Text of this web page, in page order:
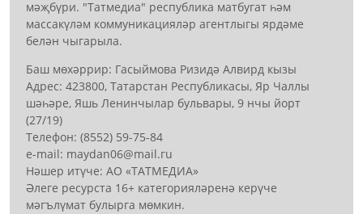
мәҗбүри. "Татмедиа" республика матбугат һәм
массакүләм коммуникацияләр агентлыгы ярдәме
белән чыгарыла.
Баш мөхәррир: Гасыймова Ризидә Алвирд кызы
Адрес: 423800, Татарстан Республикасы, Яр Чаллы
шәһәре, Яшь Ленинчылар бульвары, 9 нчы йорт
(27/19)
Телефон: (8552) 59-75-84
е-mail: mауdаn06@mail.гu
Нәшер итүче: АО «ТАТМЕДИА»
Әлеге ресурста 16+ категорияләренә керүче
мәгълүмат булырга мөмкин.